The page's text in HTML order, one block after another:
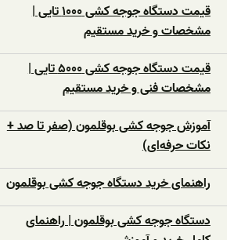
قیمت دستگاه جوجه کشی ۱۰۰۰ تایی |
مشخصات و خرید مستقیم
قیمت دستگاه جوجه کشی ۵۰۰۰ تایی |
مشخصات فنی و خرید مستقیم
آموزش جوجه کشی بوقلمون (صفر تا صد +
نکات حرفه‌ای)
راهنمای خرید دستگاه جوجه کشی بوقلمون
دستگاه جوجه کشی بوقلمون | راهنمای